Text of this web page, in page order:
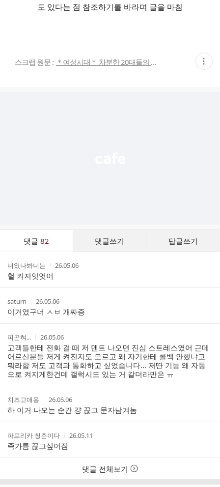
도 있다는 점 참조하기를 바라며 글을 마침
스크랩 원문 : ＊여성시대＊ 차분한 20대들의 알흠다운 공간 현
재
댓글82 댓글쓰기 답글쓰기
스
작
성
자
너였나봐너는
작
간
26.05.06
헐 켜져잇엇어
작
성
자
saturn
작
성
시
간
26.05.06
이거였구너 ㅅㅂ 개짜증
작
성
자
피곤혀...
작
성
시
간
26.05.06
고객들한테 전화 걸 때 저 멘트 나오면 진심 스트레스였어 근데
어르신분들 저게 켜진지도 모르고 왜 자기한테 콜백 안했냐고
뭐라함 저도 고객과 통화하고 싶었습니다... 저딴 기능 왜 자동
으로 켜지게한건데 갤럭시도 있는 거 같더라만은 ㅠ
작
성
자
치즈고애옹
작
성
시
간
26.05.06
하 이거 나오는 순간 걍 끊고 문자남겨놈
작
성
자
파프리카 청춘이다
작
간
26.05.11
족가틈 끊고싶어짐
댓글 전체보기